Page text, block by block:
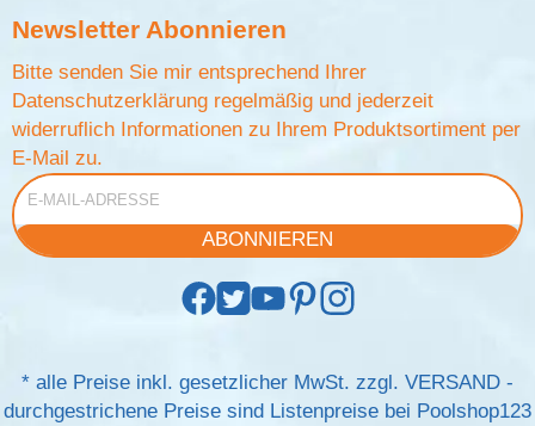
Newsletter Abonnieren
Bitte senden Sie mir entsprechend Ihrer
Datenschutzerklärung regelmäßig und jederzeit
widerruflich Informationen zu Ihrem Produktsortiment per
E-Mail zu.
E-Mail-Adresse
ABONNIEREN
* alle Preise inkl. gesetzlicher MwSt. zzgl. VERSAND -
durchgestrichene Preise sind Listenpreise bei Poolshop123